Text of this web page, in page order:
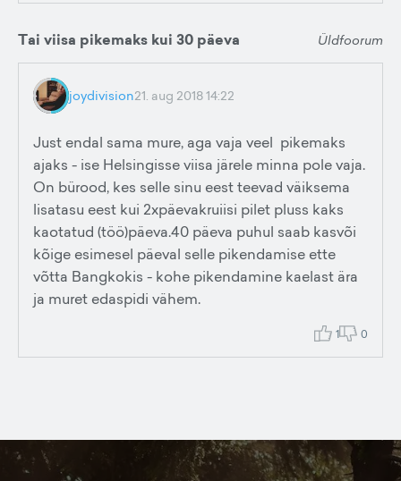
Tai viisa pikemaks kui 30 päeva Üldfoorum
joydivision21. aug 2018 14:22
Just endal sama mure, aga vaja veel pikemaks
ajaks - ise Helsingisse viisa järele minna pole vaja.
On bürood, kes selle sinu eest teevad väiksema
lisatasu eest kui 2xpäevakruiisi pilet pluss kaks
kaotatud (töö)päeva.40 päeva puhul saab kasvõi
kõige esimesel päeval selle pikendamise ette
võtta Bangkokis - kohe pikendamine kaelast ära
ja muret edaspidi vähem.
1 0